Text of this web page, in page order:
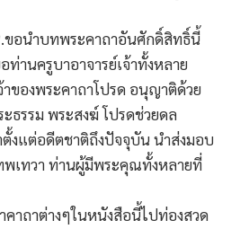
ขอนำบทพระคาถาอันศักดิ์สิทธิ์นี้
ท่านครูบาอาจารย์เจ้าทั้งหลาย
าของพระคาถาโปรด อนุญาติด้วย
ธรรม พระสงฆ์ โปรดช่วยดล
งแต่อดีตชาติถึงปัจจุบัน นำส่งมอบ
พเทวา ท่านผู้มีพระคุณทั้งหลายที่
คาถาต่างๆในหนังสือนี้ไปท่องสวด